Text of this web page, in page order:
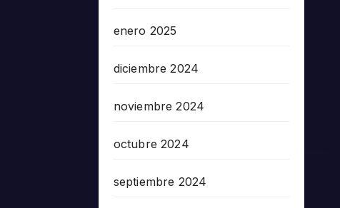
enero 2025
diciembre 2024
noviembre 2024
octubre 2024
septiembre 2024